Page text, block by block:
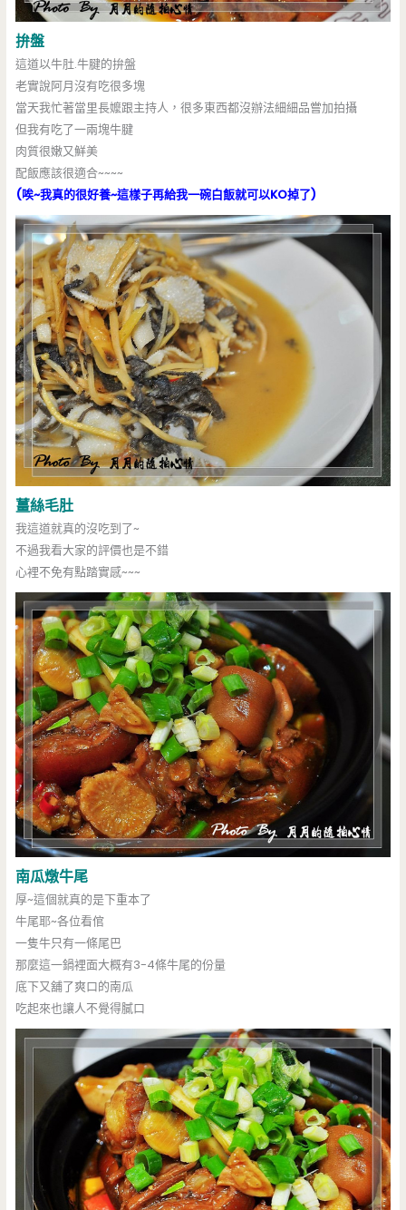
拚盤
這道以牛肚.牛腱的拚盤
老實說阿月沒有吃很多塊
當天我忙著當里長嬤跟主持人，很多東西都沒辦法細細品嘗加拍攝
但我有吃了一兩塊牛腱
肉質很嫩又鮮美
配飯應該很適合~~~~
(唉~我真的很好養~這樣子再給我一碗白飯就可以KO掉了)
薑絲毛肚
我這道就真的沒吃到了~
不過我看大家的評價也是不錯
心裡不免有點踏實感~~~
南瓜燉牛尾
厚~這個就真的是下重本了
牛尾耶~各位看倌
一隻牛只有一條尾巴
那麼這一鍋裡面大概有3-4條牛尾的份量
底下又舖了爽口的南瓜
吃起來也讓人不覺得膩口